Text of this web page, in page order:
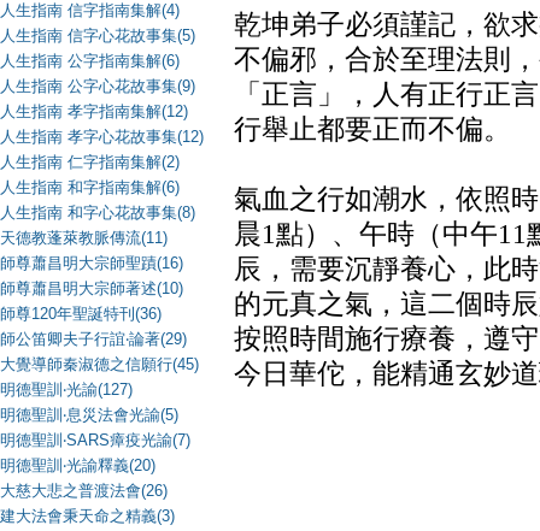
人生指南 信字指南集解(4)
人生指南 信字心花故事集(5)
人生指南 公字指南集解(6)
人生指南 公字心花故事集(9)
人生指南 孝字指南集解(12)
人生指南 孝字心花故事集(12)
人生指南 仁字指南集解(2)
人生指南 和字指南集解(6)
人生指南 和字心花故事集(8)
天德教蓬萊教脈傳流(11)
師尊蕭昌明大宗師聖蹟(16)
師尊蕭昌明大宗師著述(10)
師尊120年聖誕特刊(36)
師公笛卿夫子行誼‧論著(29)
大覺導師秦淑德之信願行(45)
明德聖訓‧光諭(127)
明德聖訓‧息災法會光諭(5)
明德聖訓‧SARS瘴疫光諭(7)
明德聖訓‧光諭釋義(20)
大慈大悲之普渡法會(26)
建大法會秉天命之精義(3)
乾坤弟子必須謹記，欲
不偏邪，合於至理法則
「正言」，人有正行正
行舉止都要正而不偏。
氣血之行如潮水，依照
晨1點）、午時（中午
辰，需要沉靜養心，此
的元真之氣，這二個時
按照時間施行療養，遵
今日華佗，能精通玄妙